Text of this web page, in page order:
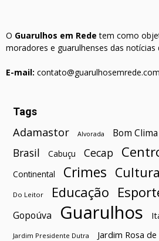
O Guarulhos em Rede tem como
moradores e guarulhenses das notícias
E-mail:
Tags
Adamastor Alvorada Bom Clima
Brasil Cabuçu Cecap
Continental Crimes Cultura
Do Leitor Educação
Gopoúva Guarulhos
Jardim Presidente Dutra Jardim Rosa de